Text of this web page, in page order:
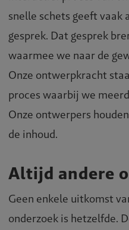
snelle schets geeft vaak
gesprek. Dat gesprek
waarmee we naar de
Onze ontwerpkracht
proces waarbij we
Onze ontwerpers
de inhoud.
Altijd andere
Geen enkele uitkomst
onderzoek is hetzelfde.